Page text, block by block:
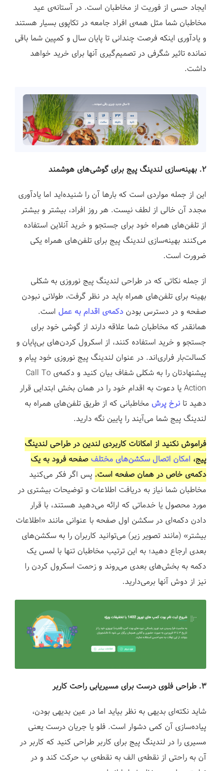
ایجاد حسی از فوریت از مخاطبان است. در آستانه‌ی عید
مخاطبان شما مثل همه‌ی افراد جامعه در تکاپوی بسیار هستند
و یادآوری اینکه فرصت چندانی تا پایان سال و کمپین شما باقی
نمانده تاثیر شگرفی در تصمیم‌گیری آنها برای خرید خواهد
داشت.
۲. بهینه‌سازی لندینگ پیج برای گوشی‌های هوشمند
این از جمله‌ مواردی است که بارها آن را شنیده‌اید اما یادآوری
مجدد آن خالی از لطف نیست. هر روز افراد، بیشتر و بیشتر
از تلفن‌های همراه خود برای جستجو و خرید آنلاین استفاده
می‌کنند بهینه‌سازی لندینگ پیج برای تلفن‌های همراه یکی
ضرورت است.
از جمله نکاتی که در طراحی لندینگ پیج نوروزی به شکلی
بهینه برای تلفن‌های همراه باید در نظر گرفت، طولانی نبودن
صفحه و در دسترس بودن دکمه‌ی اقدام به عمل است.
همانقدر که مخاطبان شما علاقه دارند از گوشی خود برای
جستجو و خرید استفاده کنند، از اسکرول کردن‌های بی‌پایان و
کسالت‌بار فراری‌اند. در عنوان لندینگ پیج نوروزی خود پیام و
پیشنهادتان را به شکلی شفاف بیان کنید و دکمه‌ی Call To
Action یا دعوت به اقدام خود را در همان بخش ابتدایی قرار
دهید تا نرخ پرش مخاطبانی که از طریق تلفن‌های همراه به
لندینگ پیج شما می‌آیند را پایین نگه دارید.
فراموش نکنید از امکانات کاربردی لندین در طراحی لندینگ
پیج، امکان اتصال سکشن‌های مختلف صفحه فرود به یک
دکمه‌ی خاص در همان صفحه است. پس اگر فکر می‌کنید
مخاطبان شما نیاز به دریافت اطلاعات و توضیحات بیشتری در
مورد محصول یا خدماتی که ارائه می‌دهید هستند، با قرار
دادن دکمه‌ای در سکشن اول صفحه با عنوانی مانند «اطلاعات
بیشتر» (مانند تصویر زیر) می‌توانید کاربران را به سکشن‌های
بعدی ارجاع دهید؛ به این ترتیب مخاطبان تنها با لمس یک
دکمه به بخش‌های بعدی می‌روند و زحمت اسکرول کردن را
نیز از دوش آنها برمی‌دارید.
۳. طراحی فلوی درست برای مسیریابی راحت کاربر
شاید نکته‌ای بدیهی به نظر بیاید اما در عین بدیهی بودن،
پیاده‌سازی آن کمی دشوار است. فلو یا جریان درست یعنی
مسیری را در لندینگ پیج برای کاربر طراحی کنید که کاربر در
آن به راحتی از نقطه‌ی الف به نقطه‌ی ب حرکت کند و در